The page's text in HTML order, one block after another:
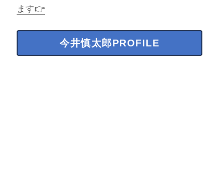
ます👉
今井慎太郎PROFILE